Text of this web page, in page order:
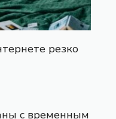
резко